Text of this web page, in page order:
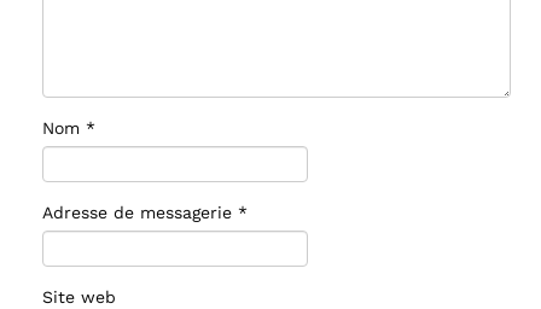
Nom *
Adresse de messagerie *
Site web